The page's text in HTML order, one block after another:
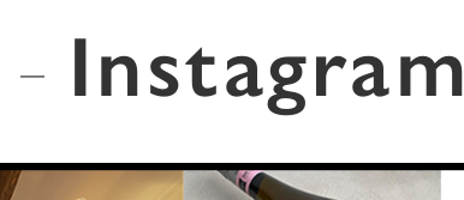
Instagram